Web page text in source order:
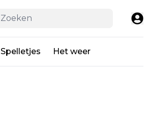
Spelletjes Het weer